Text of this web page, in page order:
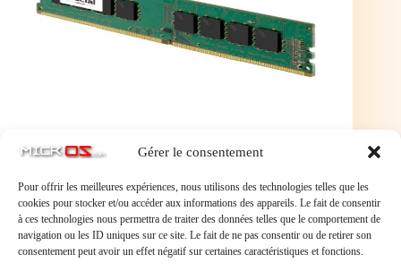
Gérer le consentement
Pour offrir les meilleures expériences, nous utilisons des technologies telles que les
cookies pour stocker et/ou accéder aux informations des appareils. Le fait de consentir
à ces technologies nous permettra de traiter des données telles que le comportement de
navigation ou les ID uniques sur ce site. Le fait de ne pas consentir ou de retirer son
consentement peut avoir un effet négatif sur certaines caractéristiques et fonctions.